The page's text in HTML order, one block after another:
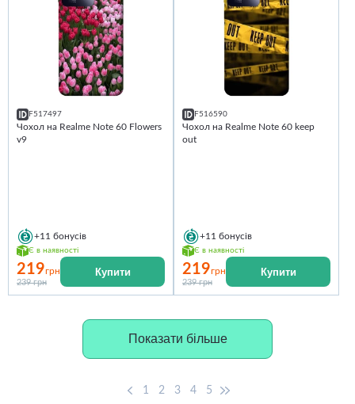
F517497
Чохол на Realme Note 60 Flowers
v9
+11 бонусів
Є в наявності
219грн
239 грн
Купити
F516590
Чохол на Realme Note 60 keep
out
+11 бонусів
Є в наявності
219грн
239 грн
Купити
Показати більше
1 2 3 4 5